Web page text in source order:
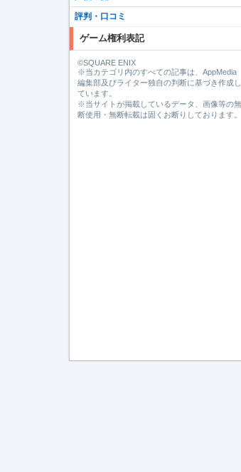
評判・口コミ
ゲーム権利表記
©SQUARE ENIX
※当カテゴリ内のすべての記事は、AppMedia
編集部及びライター独自の判断に基づき作成し
ています。
※当サイトが掲載しているデータ、画像等の無
断使用・無断転載は固くお断りしております。